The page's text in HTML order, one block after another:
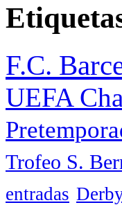
F.C.
UEFA
Trofeo S.
entradas